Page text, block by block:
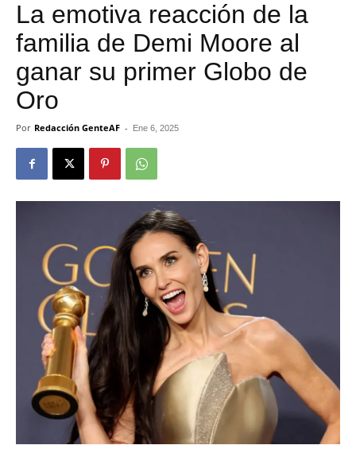
La emotiva reacción de la
familia de Demi Moore al
ganar su primer Globo de
Oro
Por Redacción GenteAF - Ene 6, 2025